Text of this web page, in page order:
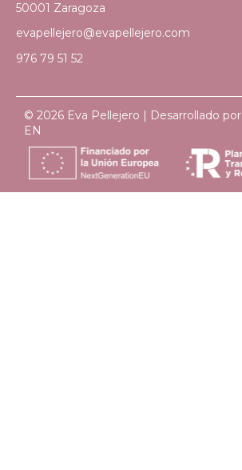
50001 Zaragoza
evapellejero@evapellejero.com
976 79 51 52
© 2026 Eva Pellejero | Desarrollado por
EN